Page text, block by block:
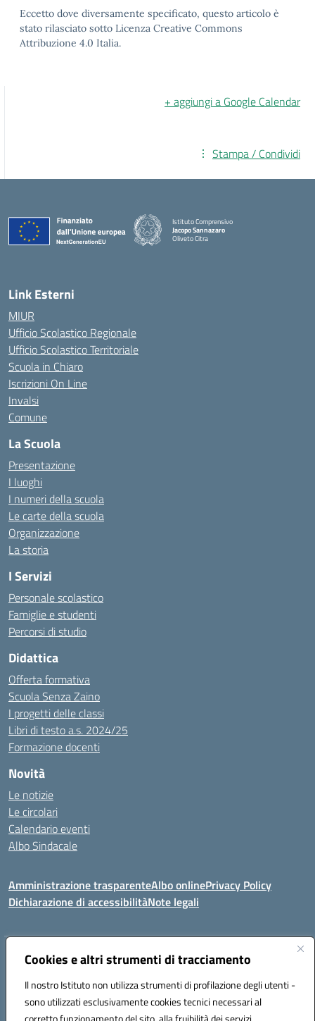
Cookies e altri strumenti di tracciamento
Il nostro Istituto non utilizza strumenti di profilazione degli utenti -
sono utilizzati esclusivamente cookies tecnici necessari al
Eccetto dove diversamente specificato, questo articolo è
stato rilasciato sotto Licenza Creative Commons
Attribuzione 4.0 Italia.
+ aggiungi a Google Calendar
Stampa / Condividi
Istituto Comprensivo
Jacopo Sannazaro
Oliveto Citra
Link Esterni
MIUR
Ufficio Scolastico Regionale
Ufficio Scolastico Territoriale
Scuola in Chiaro
Iscrizioni On Line
Invalsi
Comune
La Scuola
Presentazione
I luoghi
I numeri della scuola
Le carte della scuola
Organizzazione
La storia
I Servizi
Personale scolastico
Famiglie e studenti
Percorsi di studio
Didattica
Offerta formativa
Scuola Senza Zaino
I progetti delle classi
Libri di testo a.s. 2024/25
Formazione docenti
Novità
Le notizie
Le circolari
Calendario eventi
Albo Sindacale
Amministrazione trasparenteAlbo onlinePrivacy Policy
Dichiarazione di accessibilitàNote legali
Indirizzo:Via Felice Cavallotti, 15 -84020 - Oliveto Citra
Posta elettronica certificata (PEC):saic81300d@pec.istruzione.it
Codice fiscale: 82005110653